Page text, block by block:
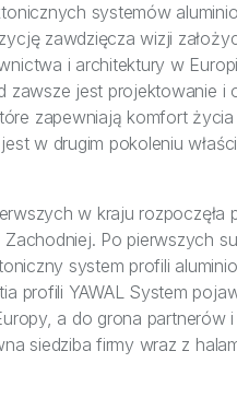
systemów
zawdzięcza wizji
i architektury w
zawsze jest projektowanie i
zapewniają komfort
w drugim pokoleniu
w kraju rozpoczęła
Po pierwszych
system profili
profili YAWAL System
a do grona partnerów
siedziba firmy wraz z